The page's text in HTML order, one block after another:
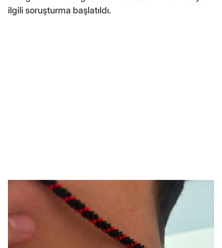
ilgili soruşturma başlatıldı.